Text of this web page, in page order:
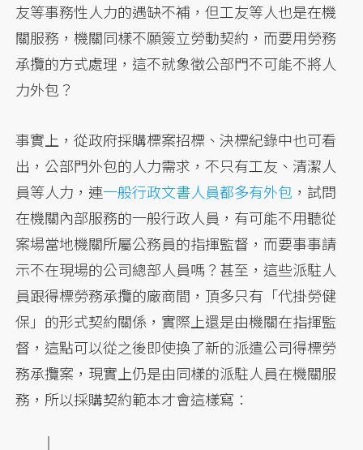
友等事務性人力的遇缺不補，但工友等人也是在機
關服務，機關同樣不願簽立勞動契約，而要用勞務
承攬的方式處理，這不就象徵公部門不可能不將人
力外包？
事實上，從政府採購標案招標、決標紀錄中也可看
出，公部門外包的人力需求，不只有工友、清潔人
員等人力，連一般行政文書人員都多有外包 ，試問
在機關內部服務的一般行政人員，有可能不用聽從
案場當地機關所屬公務員的指揮監督，而要事事請
示不在現場的公司總部人員嗎？甚至，這些派駐人
員跟得標勞務承攬的廠商間，頂多只有「代掛勞健
保」的形式契約關係，實際上還是由機關在指揮監
督，這點可以從之後即使換了新的派遣公司得標勞
務承攬案，現實上仍是由同樣的派駐人員在機關服
務，所以採購契約範本才會這樣寫：